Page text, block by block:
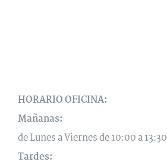
HORARIO OFICINA:
Mañanas:
de Lunes a Viernes de 10:00 a 13:30
Tardes: